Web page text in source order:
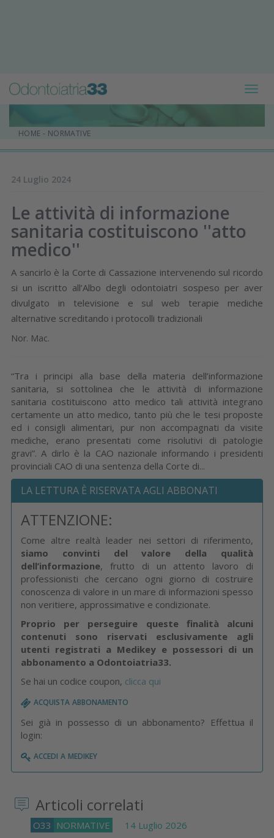
HOME - NORMATIVE
24 Luglio 2024
Le attività di informazione
sanitaria costituiscono ''atto
medico''
A sancirlo è la Corte di Cassazione intervenendo sul ricordo
si un iscritto all’Albo degli odontoiatri sospeso per aver
divulgato in televisione e sul web terapie mediche
alternative screditando i protocolli tradizionali
Nor. Mac.
“Tra i principi alla base della materia dell’informazione
sanitaria, si sottolinea che le attività di informazione
sanitaria costituiscono atto medico tali attività integrano
certamente un atto medico, tanto più che le tesi proposte
ed i consigli alimentari, pur non accompagnati da visite
mediche, erano presentati come risolutivi di patologie
gravi”. A dirlo è la CAO nazionale informando i presidenti
provinciali CAO di una sentenza della Corte di...
LA LETTURA È RISERVATA AGLI ABBONATI
ATTENZIONE:
Come altre realtà leader nei settori di riferimento,
siamo convinti del valore della qualità
dell’informazione, frutto di un attento lavoro di
professionisti che cercano ogni giorno di costruire
conoscenza di valore in un mare di informazioni spesso
non veritiere, approssimative e condizionate.
Proprio per perseguire queste finalità alcuni
contenuti sono riservati esclusivamente agli
utenti registrati a Medikey e possessori di un
abbonamento a Odontoiatria33.
Se hai un codice coupon, clicca qui
acquista abbonamento
Sei già in possesso di un abbonamento? Effettua il
login:
accedi a medikey
Articoli correlati
O33 NORMATIVE 14 Luglio 2026